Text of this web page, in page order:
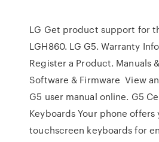
LG Get product support for
LGH860. LG G5. Warranty
Register a Product. Manuals
Software & Firmware View
G5 user manual online. G5
Keyboards Your phone offers
touchscreen keyboards for